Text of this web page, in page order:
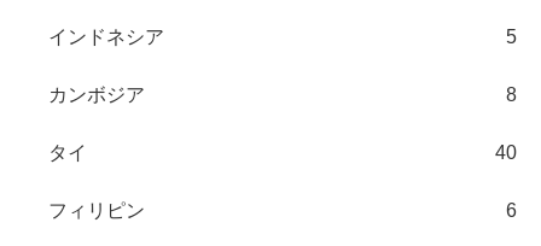
インドネシア 5
カンボジア 8
タイ 40
フィリピン 6